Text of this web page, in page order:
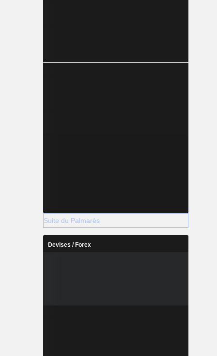
Suite du Palmarès
Devises / Forex